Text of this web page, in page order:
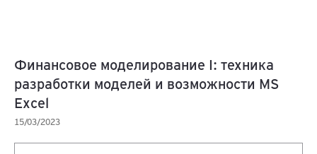
Финансовое моделирование I: техника
разработки моделей и возможности MS
Excel
15/03/2023